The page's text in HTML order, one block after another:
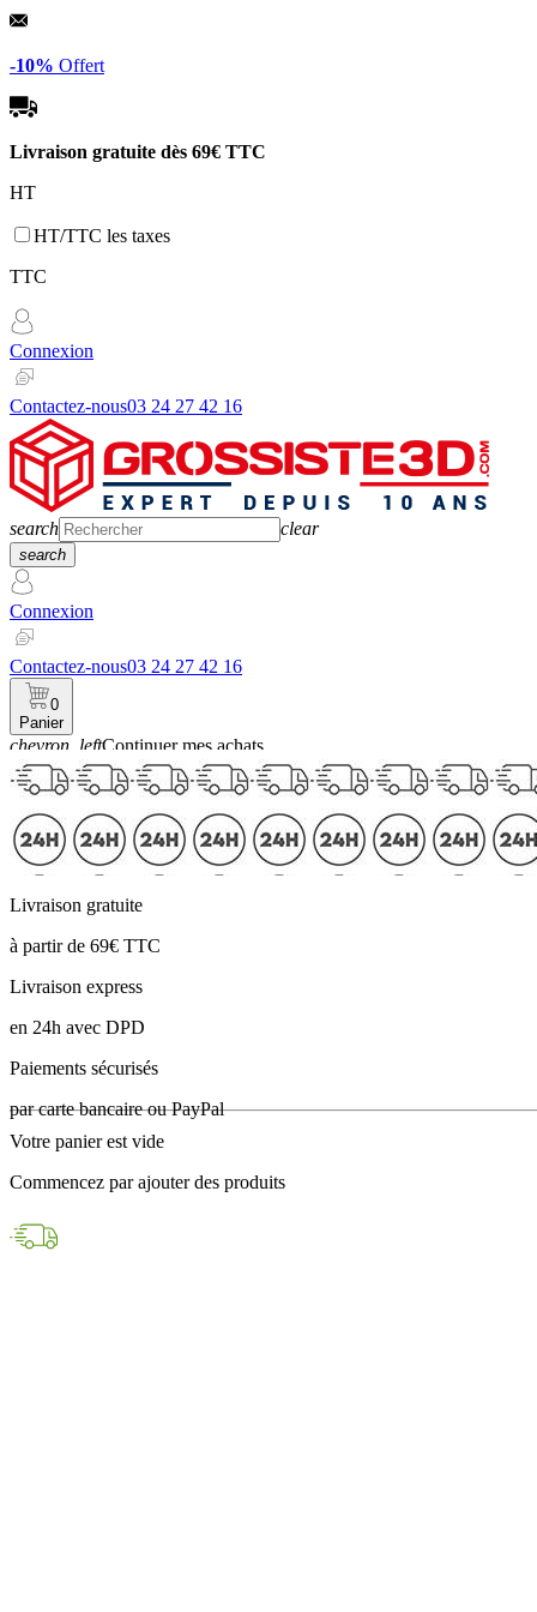
Panneau de gestion des cookies
-10% Offert
Livraison gratuite dès 69€ TTC
HT
HT/TTC les taxes
TTC
Connexion
Contactez-nous03 24 27 42 16
search clear
search
Connexion
Contactez-nous03 24 27 42 16
0
Panier
chevron_leftContinuer mes achats
Panier
Livraison gratuite
à partir de 69€ TTC
Livraison express
en 24h avec DPD
Paiements sécurisés
par carte bancaire ou PayPal
Votre panier est vide
Commencez par ajouter des produits